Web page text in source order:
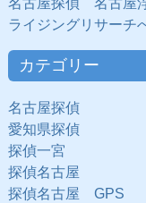
名古屋探偵 名古屋
ライジングリサーチ
カテゴリー
名古屋探偵
愛知県探偵
探偵一宮
探偵名古屋
探偵名古屋 GPS